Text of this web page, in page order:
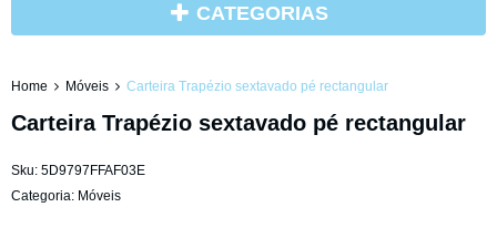
CATEGORIAS
Home Móveis Carteira Trapézio sextavado pé rectangular
Carteira Trapézio sextavado pé rectangular
Sku: 5D9797FFAF03E
Categoria: Móveis